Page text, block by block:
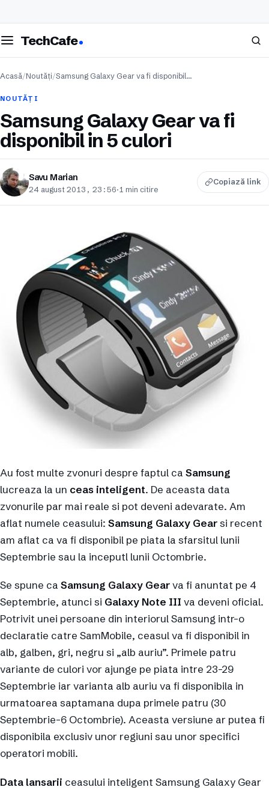
meniul
TechCafe Caută
Acasă/Noutăți/Samsung Galaxy Gear va fi disponibil…
NOUTĂȚI
Samsung Galaxy Gear va fi
disponibil in 5 culori
Savu Marian
24 august 2013, 23:56·1 min citire
Copiază link
Au fost multe zvonuri despre faptul ca Samsung
lucreaza la un ceas inteligent. De aceasta data
zvonurile par mai reale si pot deveni adevarate. Am
aflat numele ceasului: Samsung Galaxy Gearsi recent
am aflat ca va fi disponibil pe piata la sfarsitul lunii
Septembrie sau la inceputl lunii Octombrie.
Se spune ca Samsung Galaxy Gearva fi anuntat pe 4
Septembrie, atunci si Galaxy Note III va deveni oficial.
Potrivit unei persoane din interiorul Samsung intr-o
declaratie catre SamMobile, ceasul va fi disponibil in
alb, galben, gri, negru si „alb auriu”. Primele patru
variante de culori vor ajunge pe piata intre 23-29
Septembrie iar varianta alb auriu va fi disponibila in
urmatoarea saptamana dupa primele patru (30
Septembrie-6 Octombrie). Aceasta versiune ar putea fi
disponibila exclusiv unor regiuni sau unor specifici
operatori mobili.
Data lansarii ceasului inteligent Samsung Galaxy Gear